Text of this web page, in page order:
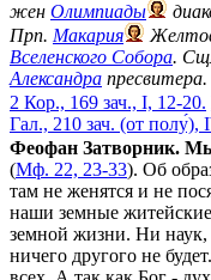
жен Олимпиады
Прп. Макария
Вселенского Собора.
Александра
2 Кор., 169 зач., I, 12-20.
Гал., 210 зач. (от полу́),
Феофан Затворник.
(Мф. 22, 23-33). Об
там не женятся и не
наши земные
земной жизни. Ни наук,
ничего другого не